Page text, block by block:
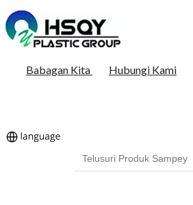
Babagan Kita Hubungi Kami